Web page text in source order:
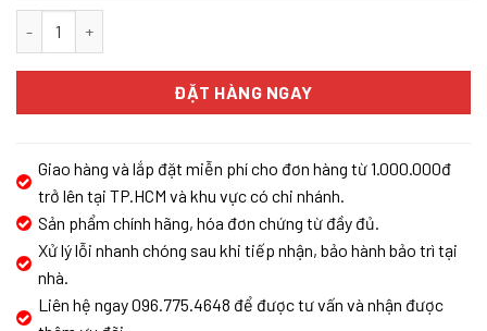
ĐẶT HÀNG NGAY
Giao hàng và lắp đặt miễn phí cho đơn hàng từ 1.000.000đ
trở lên tại TP.HCM và khu vực có chi nhánh.
Sản phẩm chính hãng, hóa đơn chứng từ đầy đủ.
Xử lý lỗi nhanh chóng sau khi tiếp nhận, bảo hành bảo trì tại
nhà.
Liên hệ ngay 096.775.4648 để được tư vấn và nhận được